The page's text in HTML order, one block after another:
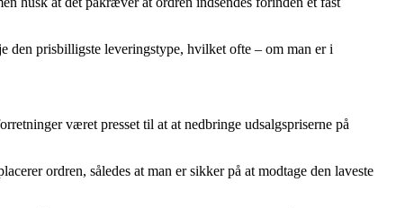
den prisbilligste leveringstype, hvilket ofte – om man er i
været presset til at at nedbringe udsalgspriserne på
ordren, således at man er sikker på at modtage den laveste